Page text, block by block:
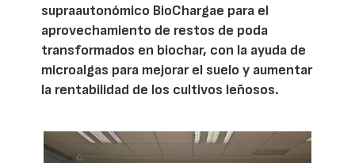
supraautonómico BioChargae para el
aprovechamiento de restos de poda
transformados en biochar, con la ayuda de
microalgas para mejorar el suelo y aumentar
la rentabilidad de los cultivos leñosos.